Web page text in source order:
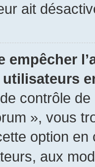
ait
empêcher
contrôle
», vous
option
aux